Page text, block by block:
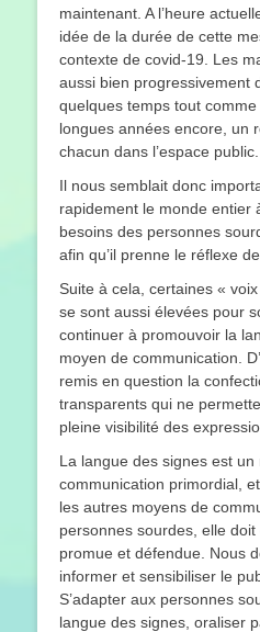
maintenant. A l’heure
idée de la durée de cette
contexte de covid-19. Les
aussi bien progressivement
quelques temps tout
longues années encore, un
chacun dans l’espace public.
Il nous semblait donc
rapidement le monde entier
besoins des personnes
afin qu’il prenne le réflexe de
Suite à cela, certaines «
se sont aussi élevées pour
continuer à promouvoir la
moyen de communication.
remis en question la
transparents qui ne
pleine visibilité des
La langue des signes est un
communication primordial,
les autres moyens de
personnes sourdes, elle
promue et défendue. Nous
informer et sensibiliser le
S’adapter aux personnes
langue des signes, oraliser